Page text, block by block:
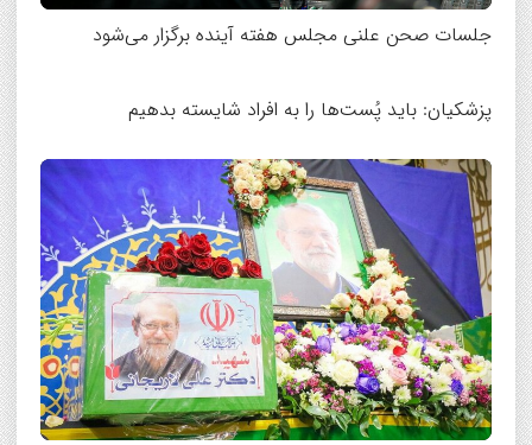
جلسات صحن علنی مجلس هفته آینده برگزار می‌شود
پزشکیان: باید پُست‌ها را به افراد شایسته بدهیم